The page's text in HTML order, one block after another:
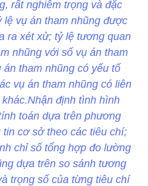
rất nghiêm trọng và đặc
lệ vụ án tham nhũng được
ra xét xử; tỷ lệ tương quan
nhũng với số vụ án tham
tham nhũng có yếu tố
vụ án tham nhũng có liên
định tình hình
toán dựa trên phương
cơ sở theo các tiêu chí;
chỉ số tổng hợp đo lường
dựa trên so sánh tương
trọng số của từng tiêu chí